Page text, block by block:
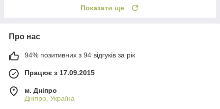
Показати ще
Про нас
94% позитивних з 94 відгуків за рік
Працює з 17.09.2015
м. Дніпро
Дніпро, Україна